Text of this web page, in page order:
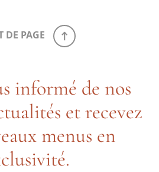
DE PAGE
informé de nos
et recevez
menus en